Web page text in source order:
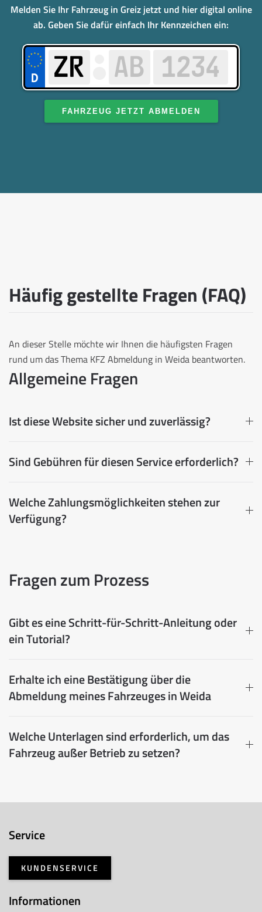
Melden Sie Ihr Fahrzeug in Greiz jetzt und hier digital online
ab. Geben Sie dafür einfach Ihr Kennzeichen ein:
FAHRZEUG JETZT ABMELDEN
Häufig gestellte Fragen (FAQ)
An dieser Stelle möchte wir Ihnen die häufigsten Fragen
rund um das Thema KFZ Abmeldung in Weida beantworten.
Allgemeine Fragen
Ist diese Website sicher und zuverlässig?
Sind Gebühren für diesen Service erforderlich?
Welche Zahlungsmöglichkeiten stehen zur
Verfügung?
Fragen zum Prozess
Gibt es eine Schritt-für-Schritt-Anleitung oder
ein Tutorial?
Erhalte ich eine Bestätigung über die
Abmeldung meines Fahrzeuges in Weida
Welche Unterlagen sind erforderlich, um das
Fahrzeug außer Betrieb zu setzen?
Service
KUNDENSERVICE
Informationen